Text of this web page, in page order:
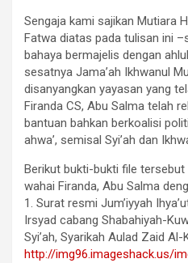
Sengaja kami sajikan Mutiara
Fatwa diatas pada tulisan ini
bahaya bermajelis dengan
sesatnya Jama’ah Ikhwanul
disanyangkan yayasan yang
Firanda CS, Abu Salma telah
bantuan bahkan berkoalisi
ahwa’, semisal Syi’ah dan
Berikut bukti-bukti file tersebut
wahai Firanda, Abu Salma
1. Surat resmi Jum’iyyah
Irsyad cabang Shabahiyah-
Syi’ah, Syarikah Aulad Zaid Al-
http://img96.imageshack.us/